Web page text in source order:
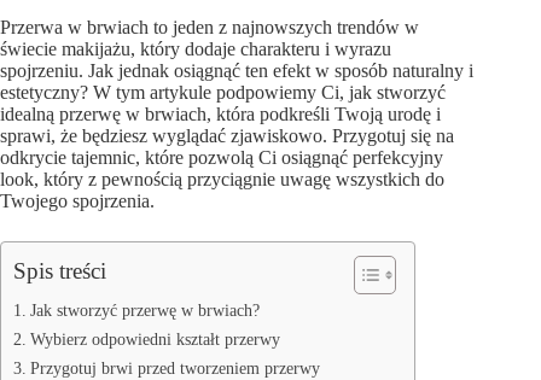
Przerwa w brwiach to jeden z najnowszych trendów w
świecie makijażu, który dodaje charakteru i wyrazu
spojrzeniu. Jak jednak osiągnąć ten efekt w sposób naturalny i
estetyczny? W tym artykule podpowiemy Ci, jak stworzyć
idealną przerwę w brwiach, która podkreśli Twoją urodę i
sprawi, że będziesz wyglądać zjawiskowo. Przygotuj się na
odkrycie tajemnic, które pozwolą Ci osiągnąć perfekcyjny
look, który z pewnością przyciągnie uwagę wszystkich do
Twojego spojrzenia.
Spis treści
Jak stworzyć przerwę w brwiach?
Wybierz odpowiedni kształt przerwy
Przygotuj brwi przed tworzeniem przerwy